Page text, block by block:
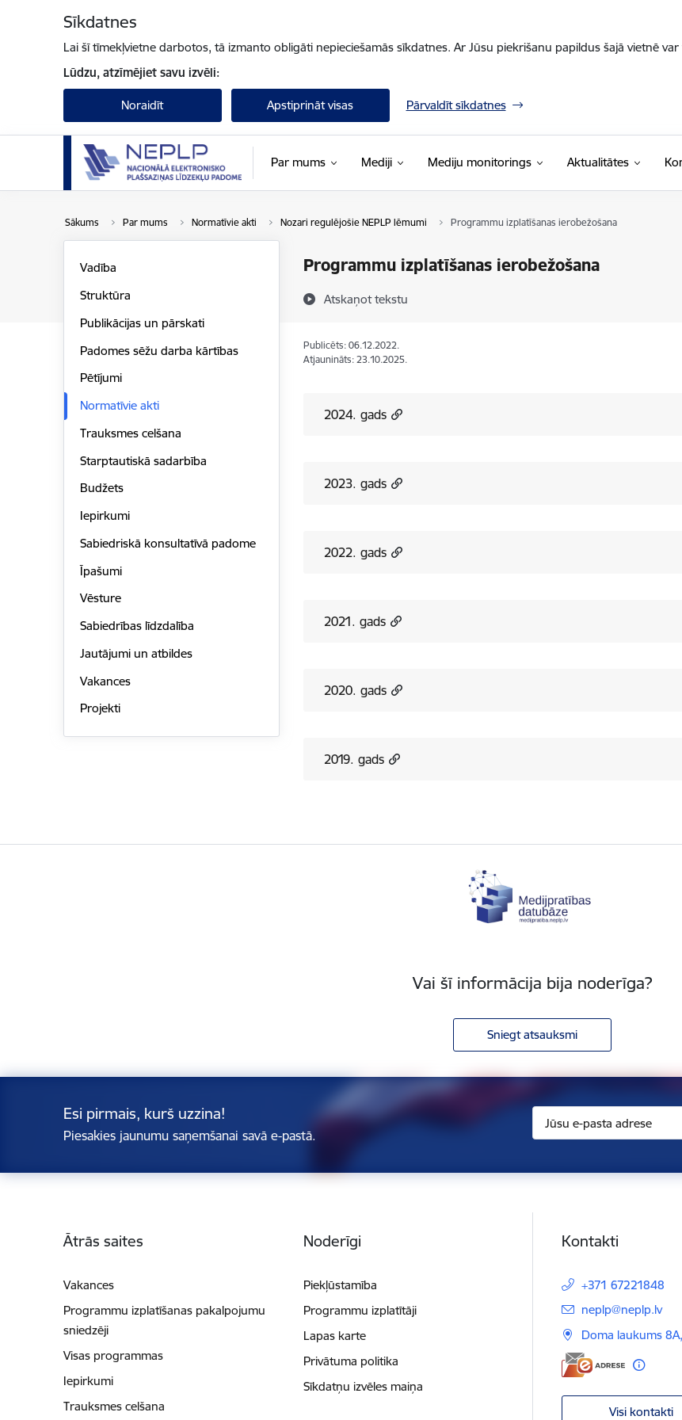
Sīkdatnes
Lai šī tīmekļvietne darbotos, tā izmanto obligāti nepieciešamās sīkdatnes. Ar Jūsu piekrišanu papildus šajā vietnē
Lūdzu, atzīmējiet savu izvēli:
Noraidīt Apstiprināt visas Pārvaldīt sīkdatnes
Par mums Mediji Mediju monitorings Aktualitātes
Sākums Par mums Normatīvie akti Nozari regulējošie NEPLP lēmumi Programmu izplatīšanas ierobežošana
Programmu izplatīšanas ierobežošana
Atskaņot tekstu
Vadība
Struktūra
Publikācijas un pārskati
Padomes sēžu darba kārtības
Pētījumi
Normatīvie akti
Trauksmes celšana
Starptautiskā sadarbība
Budžets
Iepirkumi
Sabiedriskā konsultatīvā padome
Īpašumi
Vēsture
Sabiedrības līdzdalība
Jautājumi un atbildes
Vakances
Projekti
Publicēts: 06.12.2022.
Atjaunināts: 23.10.2025.
2024. gads
2023. gads
2022. gads
2021. gads
2020. gads
2019. gads
Vai šī informācija bija noderīga?
Sniegt atsauksmi
Esi pirmais, kurš uzzina!
Piesakies jaunumu saņemšanai savā e-pastā.
Ātrās saites
Vakances
Programmu izplatīšanas pakalpojumu
sniedzēji
Visas programmas
Iepirkumi
Trauksmes celšana
Noderīgi
Piekļūstamība
Programmu izplatītāji
Lapas karte
Privātuma politika
Sīkdatņu izvēles maiņa
Kontakti
+371 67221848
E-pasts:
neplp@neplp.lv
Doma laukums
Visi kontakti